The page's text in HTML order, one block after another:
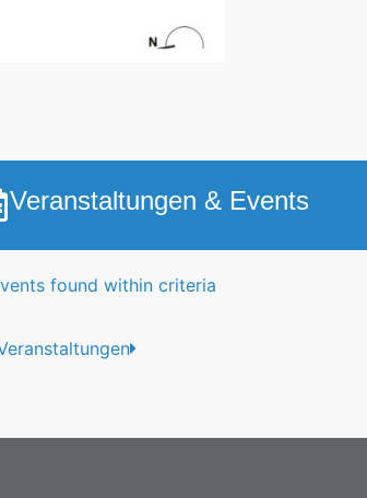
Veranstaltungen & Events
found within criteria